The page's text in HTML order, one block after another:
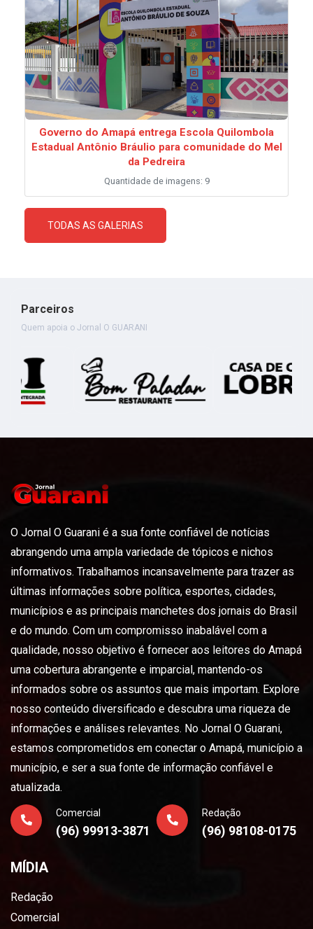
Governo do Amapá entrega Escola Quilombola
Estadual Antônio Bráulio para comunidade do Mel
da Pedreira
Quantidade de imagens: 9
TODAS AS GALERIAS
Parceiros
Quem apoia o Jornal O GUARANI
O Jornal O Guarani é a sua fonte confiável de notícias
abrangendo uma ampla variedade de tópicos e nichos
informativos. Trabalhamos incansavelmente para trazer as
últimas informações sobre política, esportes, cidades,
municípios e as principais manchetes dos jornais do Brasil
e do mundo. Com um compromisso inabalável com a
qualidade, nosso objetivo é fornecer aos leitores do Amapá
uma cobertura abrangente e imparcial, mantendo-os
informados sobre os assuntos que mais importam. Explore
nosso conteúdo diversificado e descubra uma riqueza de
informações e análises relevantes. No Jornal O Guarani,
estamos comprometidos em conectar o Amapá, município a
município, e ser a sua fonte de informação confiável e
atualizada.
Comercial
(96) 99913-3871
Redação
(96) 98108-0175
MÍDIA
Redação
Comercial